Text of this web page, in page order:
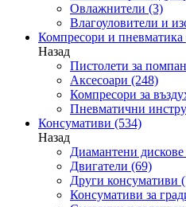
Овлажнители (3)
Влагоуловители и
Компресори и пневматика
Назад
Пистолети за
Аксесоари (248)
Компресори за
Пневматични
Консумативи (534)
Назад
Диамантени дискове
Двигатели (69)
Други консумативи
Консумативи за